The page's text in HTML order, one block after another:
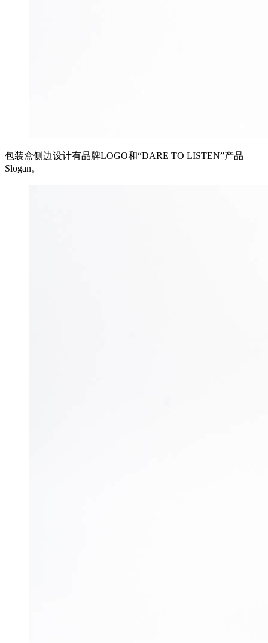
包装盒侧边设计有品牌LOGO和“DARE TO LISTEN”产品
Slogan。